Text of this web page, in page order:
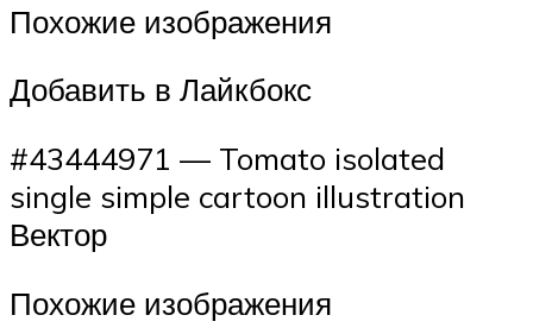
Похожие изображения
Добавить в Лайкбокс
#43444971 — Tomato isolated
single simple cartoon illustration
Вектор
Похожие изображения